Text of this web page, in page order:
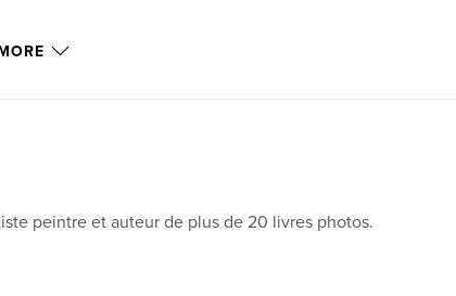
peintre et auteur de plus de 20 livres photos.